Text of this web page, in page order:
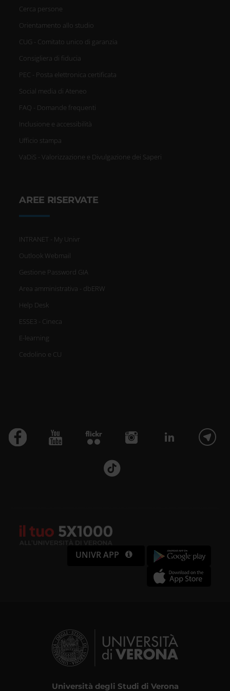
Cerca persone
Orientamento allo studio
CUG - Comitato unico di garanzia
Consigliera di fiducia
PEC - Posta elettronica certificata
Social media di Ateneo
FAQ - Domande frequenti
Inclusione e accessibilità
Ufficio stampa
VaDiS - Valorizzazione e Divulgazione dei Saperi
AREE RISERVATE
INTRANET - My Univr
Outlook Webmail
Gestione Password GIA
Area amministrativa - dbERW
Help Desk
ESSE3 - Cineca
E-learning
Cedolino e CU
UNIVR APP
Università degli Studi di Verona